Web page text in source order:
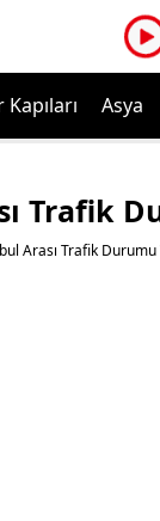
Kapıları Asya
Trafik
Arası Trafik